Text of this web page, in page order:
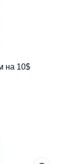
на 10$